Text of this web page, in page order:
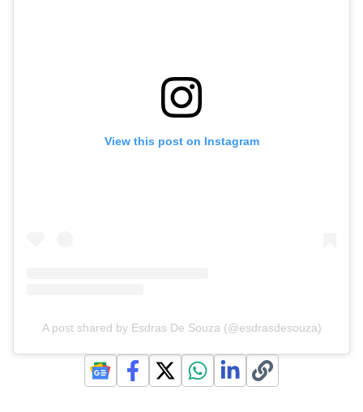
View this post on Instagram
A post shared by Esdras De Souza (@esdrasdesouza)